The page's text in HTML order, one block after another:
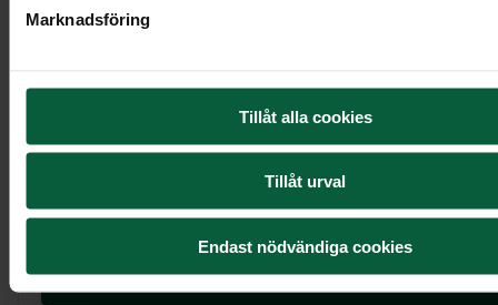
Marknadsföring
Tillåt alla cookies
Tillåt urval
Endast nödvändiga cookies
Urndekoration - Ljuv blomsterskrud
Visa mer